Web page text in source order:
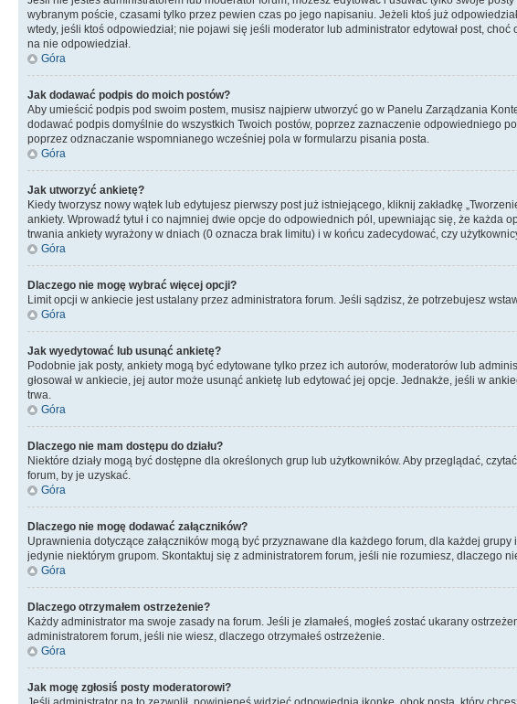
wybranym poście, czasami tylko przez pewien czas po jego napisaniu. Jeżeli ktoś już
wtedy, jeśli ktoś odpowiedział; nie pojawi się jeśli moderator lub administrator edytował post,
na nie odpowiedział.
Góra
Jak dodawać podpis do moich postów?
Aby umieścić podpis pod swoim postem, musisz najpierw utworzyć go w Panelu Zarządzania
dodawać podpis domyślnie do wszystkich Twoich postów, poprzez zaznaczenie odpowiedniego
poprzez odznaczanie wspomnianego wcześniej pola w formularzu pisania posta.
Góra
Jak utworzyć ankietę?
Kiedy tworzysz nowy wątek lub edytujesz pierwszy post już istniejącego, kliknij zakładkę
ankiety. Wprowadź tytuł i co najmniej dwie opcje do odpowiednich pól, upewniając się, że
trwania ankiety wyrażony w dniach (0 oznacza brak limitu) i w końcu zadecydować, czy
Góra
Dlaczego nie mogę wybrać więcej opcji?
Limit opcji w ankiecie jest ustalany przez administratora forum. Jeśli sądzisz, że potrzebujesz
Góra
Jak wyedytować lub usunąć ankietę?
Podobnie jak posty, ankiety mogą być edytowane tylko przez ich autorów, moderatorów lub
głosował w ankiecie, jej autor może usunąć ankietę lub edytować jej opcje. Jednakże, jeśli w
trwa.
Góra
Dlaczego nie mam dostępu do działu?
Niektóre działy mogą być dostępne dla określonych grup lub użytkowników. Aby przeglądać,
forum, by je uzyskać.
Góra
Dlaczego nie mogę dodawać załączników?
Uprawnienia dotyczące załączników mogą być przyznawane dla każdego forum, dla każdej
jedynie niektórym grupom. Skontaktuj się z administratorem forum, jeśli nie rozumiesz, dlaczego
Góra
Dlaczego otrzymałem ostrzeżenie?
Każdy administrator ma swoje zasady na forum. Jeśli je złamałeś, mogłeś zostać ukarany
administratorem forum, jeśli nie wiesz, dlaczego otrzymałeś ostrzeżenie.
Góra
Jak mogę zgłosiś posty moderatorowi?